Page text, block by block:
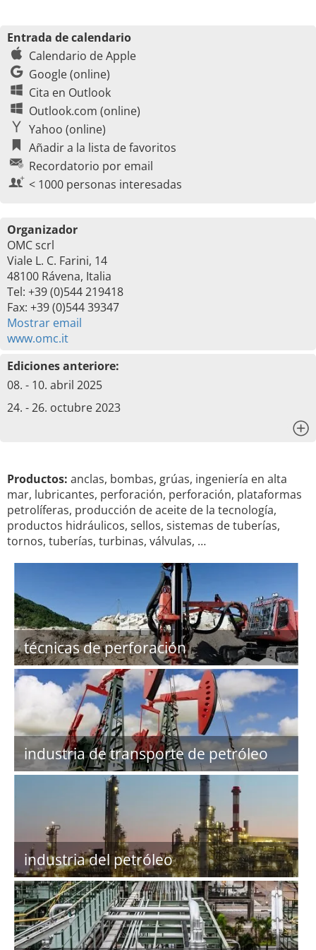
Entrada de calendario
Calendario de Apple
Google (online)
Cita en Outlook
Outlook.com (online)
Yahoo (online)
Añadir a la lista de favoritos
Recordatorio por email
< 1000 personas interesadas
Organizador
OMC scrl
Viale L. C. Farini, 14
48100 Rávena, Italia
Tel: +39 (0)544 219418
Fax: +39 (0)544 39347
Mostrar email
www.omc.it
Ediciones anteriore:
08. - 10. abril 2025
24. - 26. octubre 2023
Productos: anclas, bombas, grúas, ingeniería en alta
mar, lubricantes, perforación, perforación, plataformas
petrolíferas, producción de aceite de la tecnología,
productos hidráulicos, sellos, sistemas de tuberías,
tornos, tuberías, turbinas, válvulas, …
técnicas de perforación
industria de transporte de petróleo
industria del petróleo